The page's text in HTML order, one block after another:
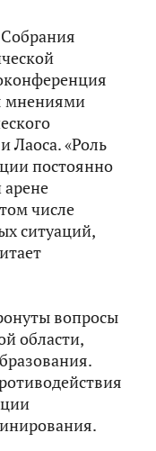
мнениями
Лаоса. «Роль
постоянно
арене
числе
ситуаций,
вопросы
области,